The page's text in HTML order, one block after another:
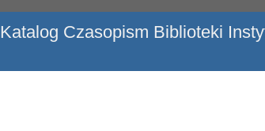
Katalog Czasopism Biblioteki